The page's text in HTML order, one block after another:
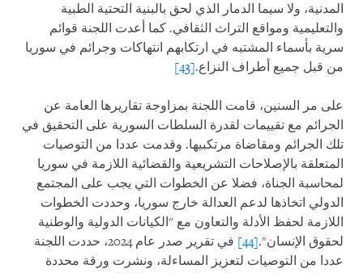
المدنية، ولا سيما الدمار الذي لحق بالبنية التحتية الطبية
والتعليمية ومواقع التراث الثقافي. كما أعدت اللجنة قوائم
سرية بأسماء المشتبه في ارتكابهم انتهاكات وجرائم في سوريا
من قبل جميع أطراف النزاع.[43]
على مر السنين، قامت اللجنة بمزاوجة تقاريرها العامة عن
الجرائم مع تقييمات لقدرة السلطات السورية على التحقيق في
تلك الجرائم ومقاضاة مرتكبيها. وقدمت عددا من التوصيات
المتعلقة بالإصلاحات التشريعية والقضائية اللازمة في سوريا
لمحاسبة الجناة، فضلا عن الخطوات التي يجب على المجتمع
الدولي اتخاذها لدعم العدالة خارج سوريا، وحددت الخطوات
اللازمة لحفظ الأدلة والتعاون مع "الكيانات الدولية والوطنية
لحقوق الإنسان".[44]
في تقرير صدر عام 2024، حددت اللجنة
عددا من التوصيات لتعزيز المساءلة، ونشرت ورقة محددة